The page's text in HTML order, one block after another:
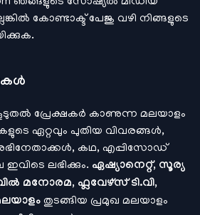
കോണ്ടാക്ട്പേജു വഴി നിങ്ങളുടെ
പ്രേക്ഷകർ കാണുന്ന മലയാളം
ഏറ്റവും പുതിയ വിവരങ്ങൾ,
കഥ, എപ്പിസോഡ്
ലഭിക്കും. ഏഷ്യാനെറ്റ്, സൂര്യ
മനോരമ, ഫ്ലവേഴ്സ് ടി.വി,
തുടങ്ങിയ പ്രമുഖ മലയാളം